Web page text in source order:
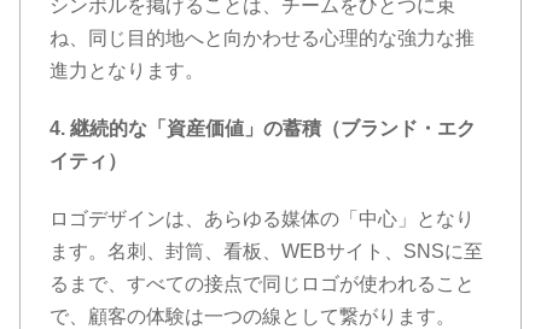
シンボルを掲げることは、チームをひとつに束
ね、同じ目的地へと向かわせる心理的な強力な推
進力となります。
4. 継続的な「資産価値」の蓄積（ブランド・エク
イティ）
ロゴデザインは、あらゆる媒体の「中心」となり
ます。名刺、封筒、看板、WEBサイト、SNSに至
るまで、すべての接点で同じロゴが使われること
で、顧客の体験は一つの線として繋がります。